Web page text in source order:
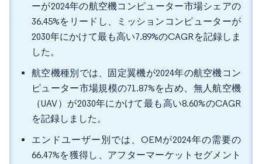
ーが2024年の航空機コンピューター市場シェアの
36.45%をリードし、ミッションコンピューターが
2030年にかけて最も高い7.89%のCAGRを記録しま
した。
航空機種別では、固定翼機が2024年の航空機コン
ピューター市場規模の71.87%を占め、無人航空機
（UAV）が2030年にかけて最も高い8.60%のCAGR
を記録しました。
エンドユーザー別では、OEMが2024年の需要の
66.47%を獲得し、アフターマーケットセグメント